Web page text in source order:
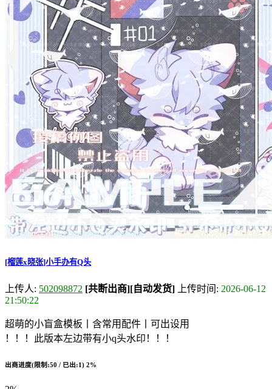
[榴莲x晓张]小手办有Q头
上传人: 502098872 [共断出商][自动发货] 上传时间: 2026-06-12
21:50:22
超萌的小盲盒模板丨含常用配件丨可出设用
！！！此版本左边带有小q头水印！！！
出商进度(限制:50 / 已出:1) 2%